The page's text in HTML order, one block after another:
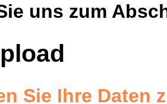
uns zum
Sie Ihre Daten